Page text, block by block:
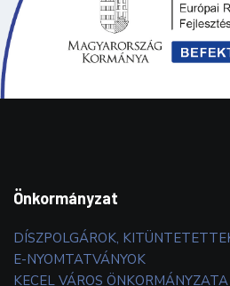
Önkormányzat
DÍSZPOLGÁROK,
E-NYOMTATVÁNYOK
KECEL VÁROS